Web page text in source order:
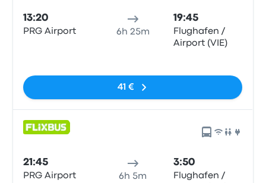
13:20
PRG Airport 6h 25m
19:45
Flughafen /
Airport (VIE)
41 €
21:45
PRG Airport 6h 5m
3:50
Flughafen /